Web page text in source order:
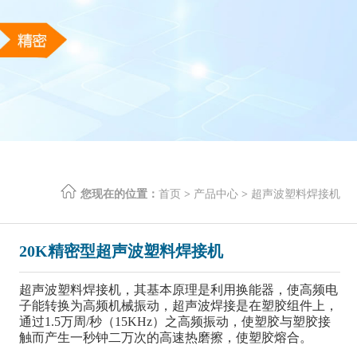
您现在的位置：首页 > 产品中心 > 超声波塑料焊接机
20K精密型超声波塑料焊接机
超声波塑料焊接机，其基本原理是利用换能器，使高频电
子能转换为高频机械振动，超声波焊接是在塑胶组件上，
通过1.5万周/秒（15KHz）之高频振动，使塑胶与塑胶接
触而产生一秒钟二万次的高速热磨擦，使塑胶熔合。